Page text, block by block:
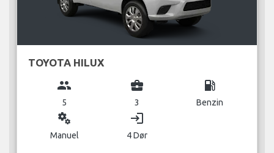
TOYOTA HILUX
group
5
business_center
3
local_gas_station
Benzin
miscellaneous_services
Manuel
login
4 Dør